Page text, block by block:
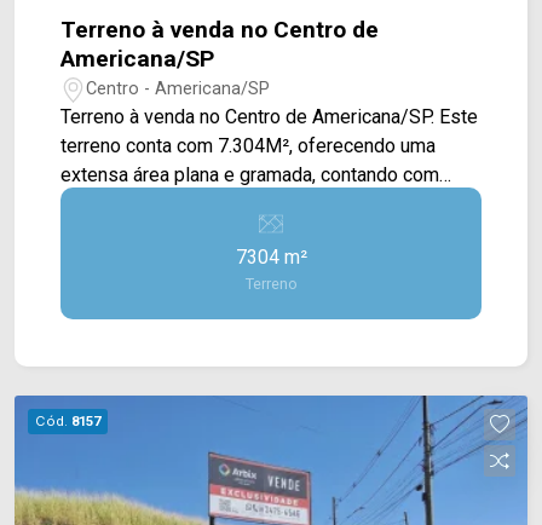
Terreno à venda no Centro de
Americana/SP
Centro - Americana/SP
Terreno à venda no Centro de Americana/SP. Este
terreno conta com 7.304M², oferecendo uma
extensa área plana e gramada, contando com
espaços arborizados. Localizado no Centro de
Americana, este condomínio está próximo à
Mercado Municipal, Colégio Ilimit, cartório, Luitex,
restaurante Prato Quente e supermercado São
Vicente. Entre em contato com a equipe da Arbix
Presente em cada mudança!
7304 m²
Terreno
Cód. 8157